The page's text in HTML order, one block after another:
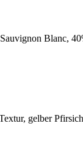
Blanc,
gelber